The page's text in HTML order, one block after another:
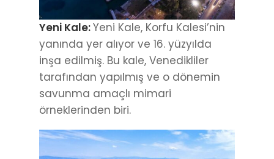
Yeni Kale:Yeni Kale, Korfu Kalesi’nin
yanında yer alıyor ve 16. yüzyılda
inşa edilmiş. Bu kale, Venedikliler
tarafından yapılmış ve o dönemin
savunma amaçlı mimari
örneklerinden biri.